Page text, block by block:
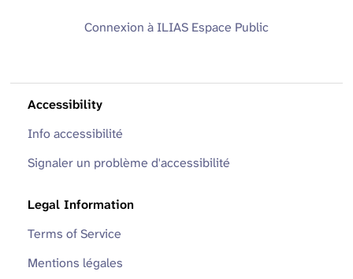
Connexion à ILIAS Espace Public
Accessibility
Info accessibilité
Signaler un problème d'accessibilité
Legal Information
Terms of Service
Mentions légales